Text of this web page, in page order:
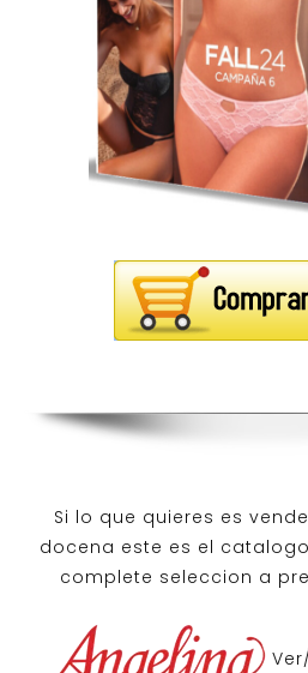
Si lo que quieres es
docena este es el
complete seleccion a